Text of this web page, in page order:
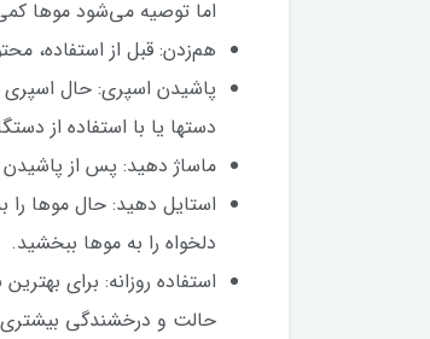
اما توصیه می‌شود موها
هم‌زدن: قبل از استفاده،
دستها یا با استفاده از
ماساژ دهید: پس از پاشیدن
استایل دهید: حال موها را
دلخواه را به موها ببخشید.
استفاده روزانه: برای
حالت و درخشندگی بیشتری